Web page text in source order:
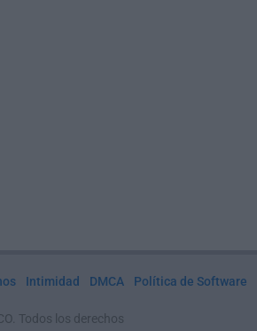
Intimidad DMCA Política de Software
Todos los derechos